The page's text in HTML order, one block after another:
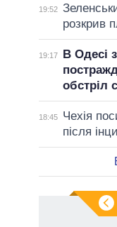
19:52
розкрив
19:17
В Одесі
обстріл
18:45
Чехія
після